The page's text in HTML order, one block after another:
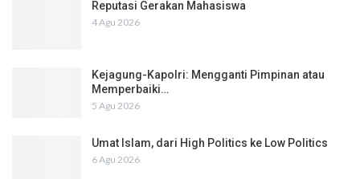
Reputasi Gerakan Mahasiswa
4 Agu 2026
Kejagung-Kapolri: Mengganti Pimpinan atau
Memperbaiki…
5 Agu 2026
Umat Islam, dari High Politics ke Low Politics
6 Agu 2026